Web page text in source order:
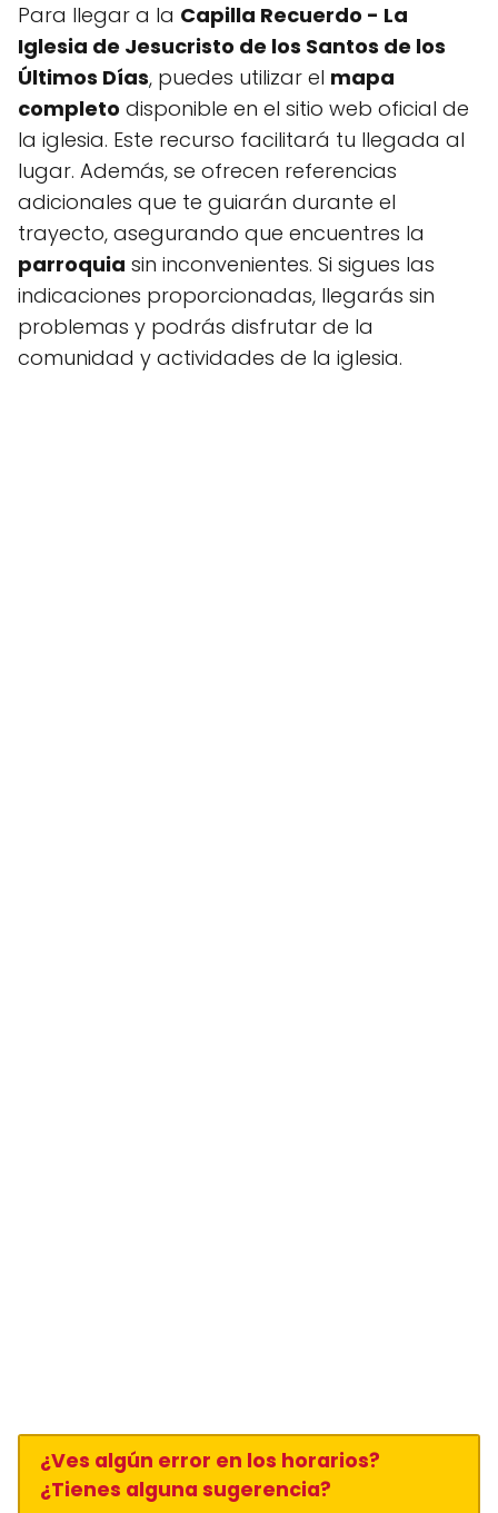
Para llegar a la Capilla Recuerdo - La
Iglesia de Jesucristo de los Santos de los
Últimos Días, puedes utilizar el mapa
completo disponible en el sitio web oficial de
la iglesia. Este recurso facilitará tu llegada al
lugar. Además, se ofrecen referencias
adicionales que te guiarán durante el
trayecto, asegurando que encuentres la
parroquia sin inconvenientes. Si sigues las
indicaciones proporcionadas, llegarás sin
problemas y podrás disfrutar de la
comunidad y actividades de la iglesia.
¿Ves algún error en los horarios?
¿Tienes alguna sugerencia?